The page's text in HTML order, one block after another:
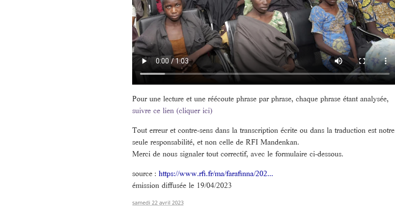
Pour une lecture et une réécoute phrase par phrase, chaque phrase étant analysée,
suivre ce lien (cliquer ici)
Tout erreur et contre-sens dans la transcription écrite ou dans la traduction est notre
seule responsabilité, et non celle de RFI Mandenkan.
Merci de nous signaler tout correctif, avec le formulaire ci-dessous.
source : https://www.rfi.fr/ma/farafinna/202...
émission diffusée le 19/04/2023
samedi 22 avril 2023